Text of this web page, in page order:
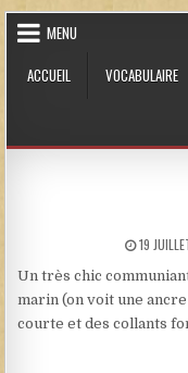
Skip to content
MENU
ACCUEIL
VOCABULAIRE
19
Un très chic
marin (on voit une
courte et des collants